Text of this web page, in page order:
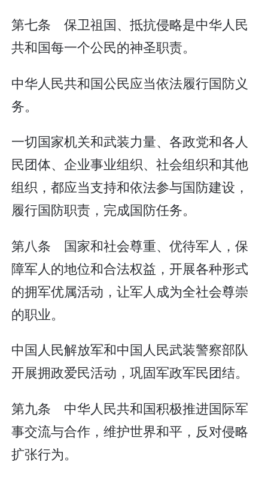
第七条 保卫祖国、抵抗侵略是中华人民
共和国每一个公民的神圣职责。
中华人民共和国公民应当依法履行国防义
务。
一切国家机关和武装力量、各政党和各人
民团体、企业事业组织、社会组织和其他
组织，都应当支持和依法参与国防建设，
履行国防职责，完成国防任务。
第八条 国家和社会尊重、优待军人，保
障军人的地位和合法权益，开展各种形式
的拥军优属活动，让军人成为全社会尊崇
的职业。
中国人民解放军和中国人民武装警察部队
开展拥政爱民活动，巩固军政军民团结。
第九条 中华人民共和国积极推进国际军
事交流与合作，维护世界和平，反对侵略
扩张行为。